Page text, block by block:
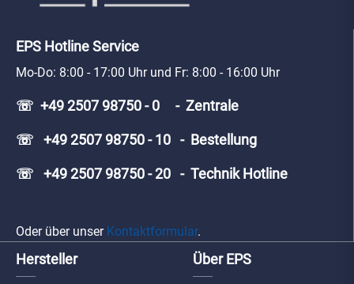
EPS Hotline Service
Mo-Do: 8:00 - 17:00 Uhr und Fr: 8:00 - 16:00 Uhr
☏ +49 2507 98750 - 0 - Zentrale
☏ +49 2507 98750 - 10 - Bestellung
☏ +49 2507 98750 - 20 - Technik Hotline
Oder über unser Kontaktformular.
Hersteller Über EPS